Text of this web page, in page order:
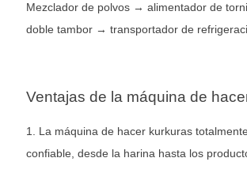
Mezclador de polvos → alimentador de
doble tambor → transportador de
Ventajas de la máquina de
1. La máquina de hacer kurkuras
confiable, desde la harina hasta los